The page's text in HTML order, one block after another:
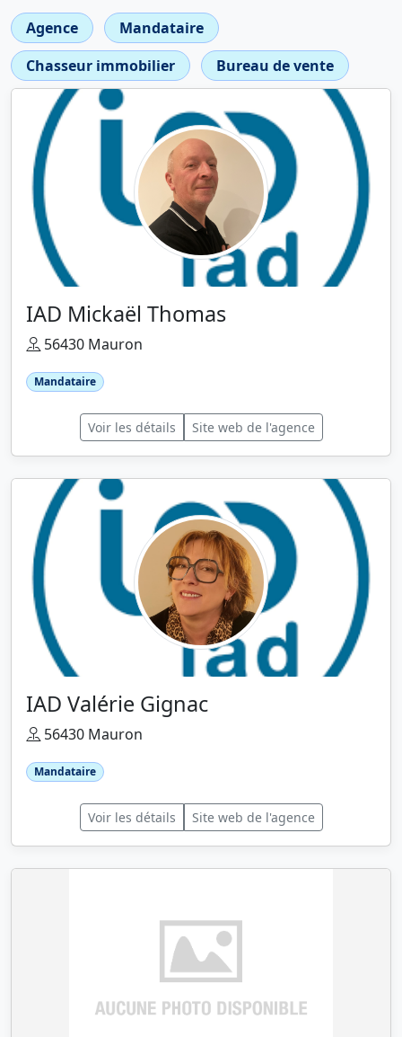
Agence
Mandataire
Chasseur immobilier
Bureau de vente
IAD Mickaël Thomas
56430 Mauron
Mandataire
Voir les détails Site web de l'agence
IAD Valérie Gignac
56430 Mauron
Mandataire
Voir les détails Site web de l'agence